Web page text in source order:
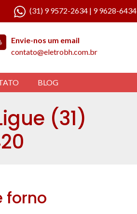
(31) 9 9572-2634 | 9 9628-6434
Envie-nos um email
contato@eletrobh.com.br
BLOG
(31)
forno